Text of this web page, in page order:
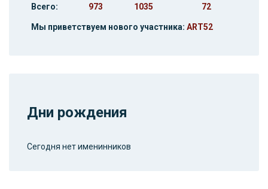
Всего: 973 1035 72
Мы приветствуем нового участника: ART52
Дни рождения
Сегодня нет именинников